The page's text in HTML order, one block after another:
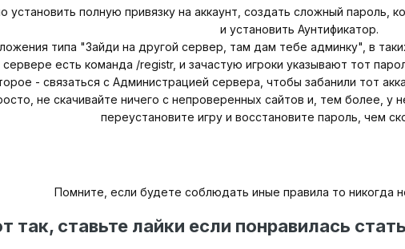
установить полную привязку на аккаунт, создать сложный пароль,
и установить Аунтификатор.
типа "Зайди на другой сервер, там дам тебе админку", в
есть команда /registr, и зачастую игроки указывают тот
- связаться с Администрацией сервера, чтобы забанили тот
не скачивайте ничего с непроверенных сайтов и, тем более, у
переустановите игру и восстановите пароль, чем
Помните, если будете соблюдать иные правила то никогда
так, ставьте лайки если понравилась